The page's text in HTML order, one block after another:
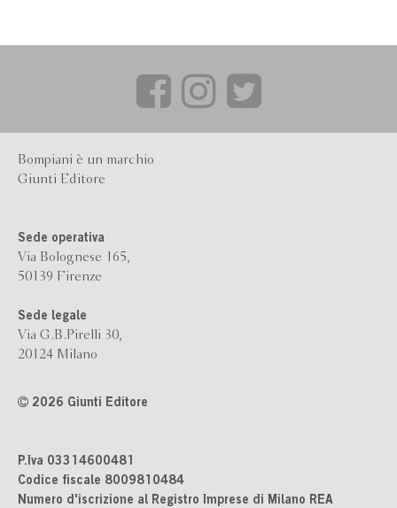
Bompiani è un marchio
Giunti Editore
Sede operativa
Via Bolognese 165,
50139 Firenze
Sede legale
Via G.B.Pirelli 30,
20124 Milano
2026 Giunti Editore
P.Iva 03314600481
Codice fiscale 8009810484
Numero d'iscrizione al Registro Imprese di Milano REA